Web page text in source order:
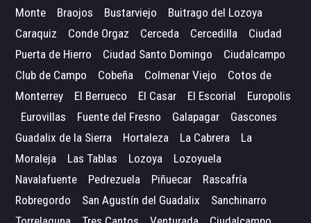
Monte
Braojos Bustarviejo
Buitrago del Lozoya
Caraquiz
Conde Orgaz Cerceda Cercedilla
Ciudad
Puerta de Hierro
Ciudad Santo Domingo
Ciudalcampo
Club de Campo
Cobeña Colmenar Viejo
Cotos de
Monterrey
El Berrueco El Casar El Escorial
Europolis
Eurovillas
Fuente del Fresno Galapagar
Gascones
Guadalix de la Sierra
Hortaleza La Cabrera
La
Moraleja
Las Tablas Lozoya
Lozoyuela
Navalafuente
Pedrezuela Piñuecar
Rascafría
Robregordo
San Agustín del Guadalix
Sanchinarro